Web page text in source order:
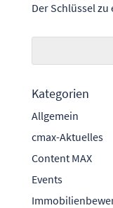
Der Schlüssel
Kategorien
Allgemein
cmax-Aktuelles
Content MAX
Events